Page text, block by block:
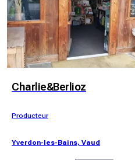
Charlie&Berlioz
Producteur
Yverdon-les-Bains, Vaud